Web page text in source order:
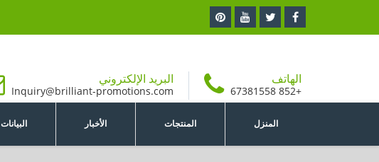
البريد الإلكتروني
Inquiry@brilliant-promotions.com
الهاتف
+852 67381558
المنزل المنتجات الأخبار البيانات